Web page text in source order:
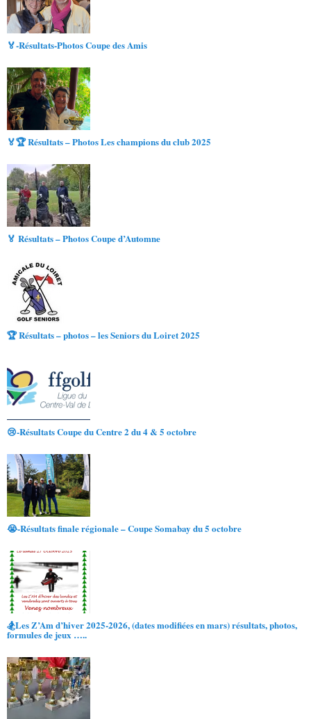
🏅-Résultats-Photos Coupe des Amis
🏅🏆 Résultats – Photos Les champions du club 2025
🏅 Résultats – Photos Coupe d’Automne
🏆 Résultats – photos – les Seniors du Loiret 2025
😢-Résultats Coupe du Centre 2 du 4 & 5 octobre
😭-Résultats finale régionale – Coupe Somabay du 5 octobre
🏂Les Z’Am d’hiver 2025-2026, (dates modifiées en mars) résultats, photos,
formules de jeux …..